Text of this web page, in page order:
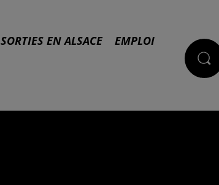
SORTIES EN ALSACE EMPLOI